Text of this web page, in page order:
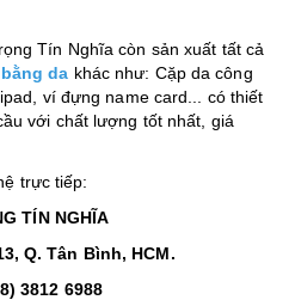
Tín Nghĩa còn sản xuất tất cả
da khác như: Cặp da công
ví đựng name card... có thiết
với chất lượng tốt nhất, giá
trực tiếp:
TÍN NGHĨA
Q. Tân Bình, HCM.
3812 6988